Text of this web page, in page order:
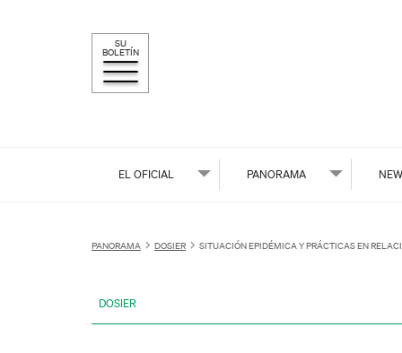
SU
BOLETÍN
EL OFICIAL PANORAMA
PANORAMA DOSIER SITUACIÓN EPIDÉMICA Y PRÁCTICAS EN
DOSIER